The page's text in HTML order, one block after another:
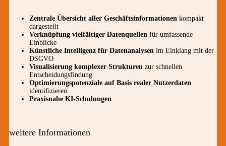
Zentrale Übersicht aller Geschäftsinformationen kompakt
dargestellt
Verknüpfung vielfältiger Datenquellen für umfassende
Einblicke
Künstliche Intelligenz für Datenanalysen im Einklang mit der
DSGVO
Visualisierung komplexer Strukturen zur schnellen
Entscheidungsfindung
Optimierungspotenziale auf Basis realer Nutzerdaten
identifizieren
Praxisnahe KI-Schulungen
weitere Informationen